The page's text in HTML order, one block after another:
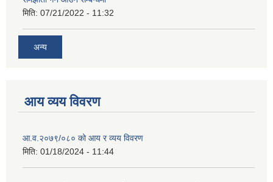
मिति: 07/21/2022 - 11:32
अन्य
आय व्यय विवरण
आ.व.२०७९/०८० को आय र व्यय विवरण
मिति: 01/18/2024 - 11:44